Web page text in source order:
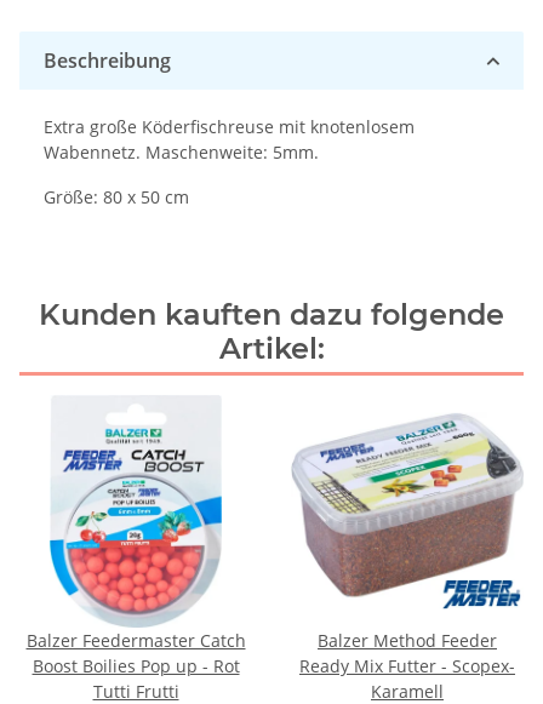
Beschreibung
Extra große Köderfischreuse mit knotenlosem
Wabennetz. Maschenweite: 5mm.
Größe: 80 x 50 cm
Kunden kauften dazu folgende
Artikel:
Balzer Feedermaster Catch
Boost Boilies Pop up - Rot
Tutti Frutti
Balzer Method Feeder
Ready Mix Futter - Scopex-
Karamell